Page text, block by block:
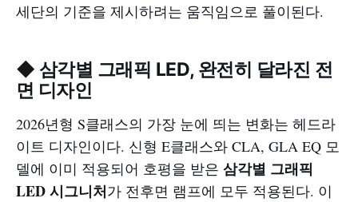
세단의 기준을 제시하려는 움직임으로 풀이된다.
◆ 삼각별 그래픽 LED, 완전히 달라진 전
면 디자인
2026년형 S클래스의 가장 눈에 띄는 변화는 헤드라
이트 디자인이다. 신형 E클래스와 CLA, GLA EQ 모
델에 이미 적용되어 호평을 받은 삼각별 그래픽
LED 시그니처가 전후면 램프에 모두 적용된다. 이